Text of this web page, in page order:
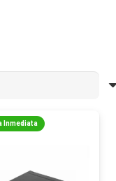
Inmediata